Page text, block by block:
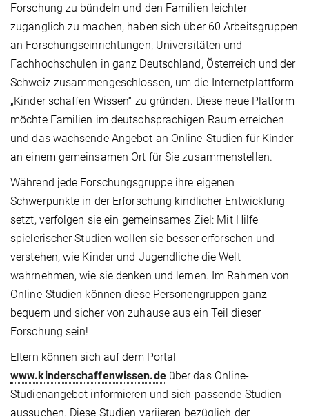
Forschung zu bündeln und den Familien leichter
zugänglich zu machen, haben sich über 60 Arbeitsgruppen
an Forschungseinrichtungen, Universitäten und
Fachhochschulen in ganz Deutschland, Österreich und der
Schweiz zusammengeschlossen, um die Internetplattform
„Kinder schaffen Wissen“ zu gründen. Diese neue Platform
möchte Familien im deutschsprachigen Raum erreichen
und das wachsende Angebot an Online-Studien für Kinder
an einem gemeinsamen Ort für Sie zusammenstellen.
Während jede Forschungsgruppe ihre eigenen
Schwerpunkte in der Erforschung kindlicher Entwicklung
setzt, verfolgen sie ein gemeinsames Ziel: Mit Hilfe
spielerischer Studien wollen sie besser erforschen und
verstehen, wie Kinder und Jugendliche die Welt
wahrnehmen, wie sie denken und lernen. Im Rahmen von
Online-Studien können diese Personengruppen ganz
bequem und sicher von zuhause aus ein Teil dieser
Forschung sein!
Eltern können sich auf dem Portal
www.kinderschaffenwissen.deüber das Online-
Studienangebot informieren und sich passende Studien
aussuchen. Diese Studien variieren bezüglich der